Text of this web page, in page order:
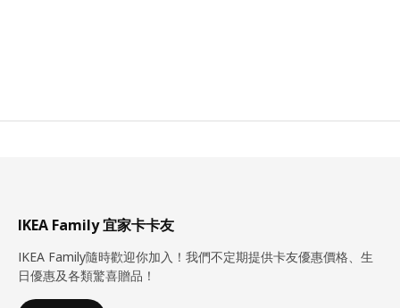
IKEA Family 宜家卡卡友
IKEA Family隨時歡迎你加入！我們不定期提供卡友優惠價格、生
日優惠及各類驚喜贈品！